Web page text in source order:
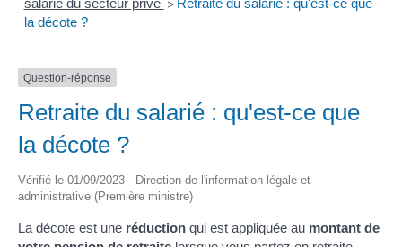
>
la décote ?
Question-réponse
Retraite du salarié : qu'est-ce que
la décote ?
Vérifié le 01/09/2023 - Direction de l'information légale et
administrative (Première ministre)
La décote est une réduction qui est appliquée au montant de